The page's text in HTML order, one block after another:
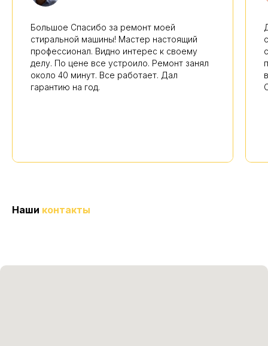
Большое Спасибо за ремонт моей
стиральной машины! Мастер настоящий
профессионал. Видно интерес к своему
делу. По цене все устроило. Ремонт занял
около 40 минут. Все работает. Дал
гарантию на год.
Наши контакты